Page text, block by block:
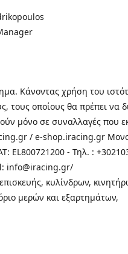
Κάνοντας χρήση του
τους οποίους θα πρέπει να
μόνο σε συναλλαγές που
/ e-shop.iracing.gr
EL800721200 - Τηλ. :
info@iracing.gr/
κυλίνδρων,
μερών και εξαρτημάτων,